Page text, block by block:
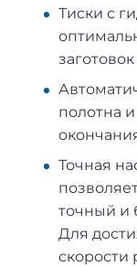
Тиски с
полотна
Точная
точный и
Для
скорости